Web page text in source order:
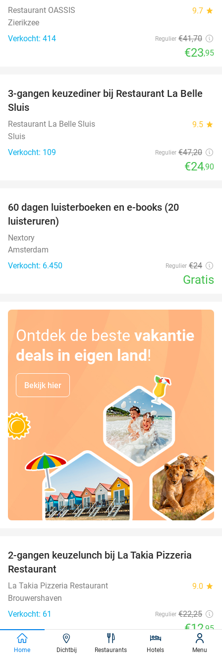
Restaurant OASSIS 9.7 star
Zierikzee
Verkocht: 414
Regulier €41,70
€23,95
47%
3-gangen keuzediner bij Restaurant La Belle
Sluis
Restaurant La Belle Sluis 9.5 star
Sluis
Verkocht: 109
Regulier €47,20
€24,90
60 dagen luisterboeken en e-books (20
luisteruren)
Nextory
Amsterdam
Verkocht: 6.450
Regulier €24
Gratis
Ontdek de beste vakantie
deals in eigen land!
Bekijk hier
2-gangen keuzelunch bij La Takia Pizzeria
Restaurant
La Takia Pizzeria Restaurant 9.0 star
Brouwershaven
Verkocht: 61
Regulier €22,25
€12,95
favorite_border
Home Dichtbij Restaurants Hotels Menu